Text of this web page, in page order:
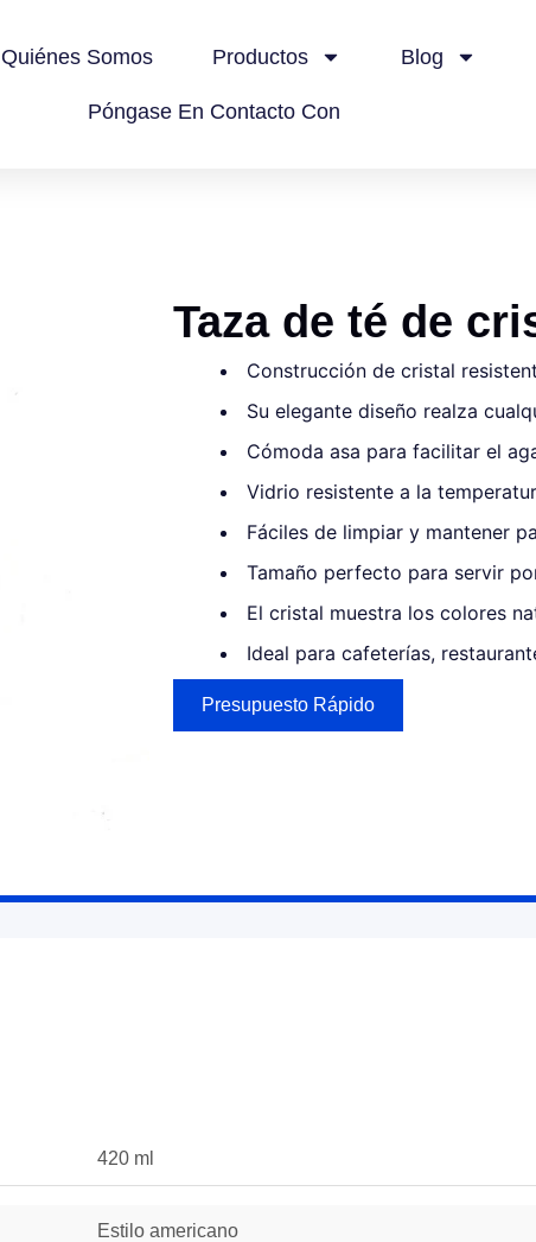
Quiénes Somos Productos Blog
Póngase En Contacto Con
Taza de té de
Construcción de cristal
Su elegante diseño realza
Cómoda asa para facilitar el
Vidrio resistente a la
Fáciles de limpiar y mantener
Tamaño perfecto para servir
El cristal muestra los colores
Ideal para cafeterías,
Presupuesto Rápido
420 ml
Estilo americano